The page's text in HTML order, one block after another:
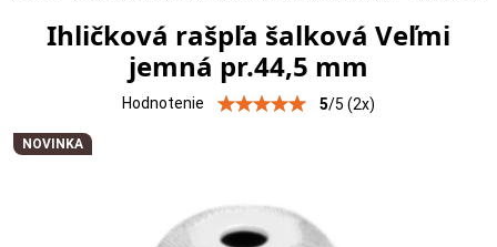
NOVINKA
Ihličková rašpľa šalková Veľmi
jemná pr.44,5 mm
Hodnotenie 5/5 (2x)